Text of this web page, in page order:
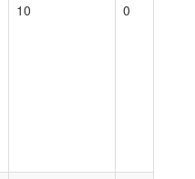
10 0